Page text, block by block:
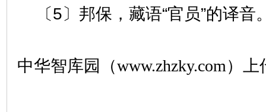
〔5〕邦保，藏语“官员”的译音
中华智库园（www.zhzky.com）上